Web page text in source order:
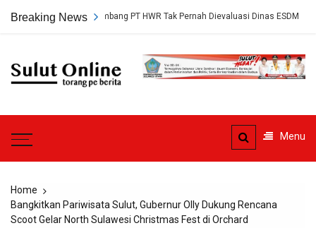
Breaking News
Tambang PT HWR Tak Pernah Dievaluasi Dinas ESDM
Sulut
Menu
Home
Bangkitkan Pariwisata Sulut, Gubernur Olly Dukung Rencana
Scoot Gelar North Sulawesi Christmas Fest di Orchard